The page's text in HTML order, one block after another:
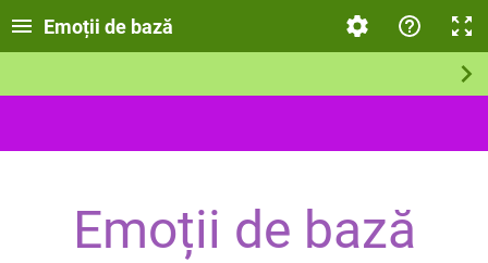
Emoții de bază
Emoții de bază